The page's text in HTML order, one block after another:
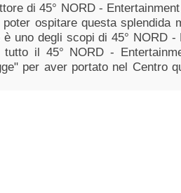
di 45° NORD -
ospitare questa splendida
uno degli scopi di 45° NORD -
il 45° NORD -
per aver portato nel Centro